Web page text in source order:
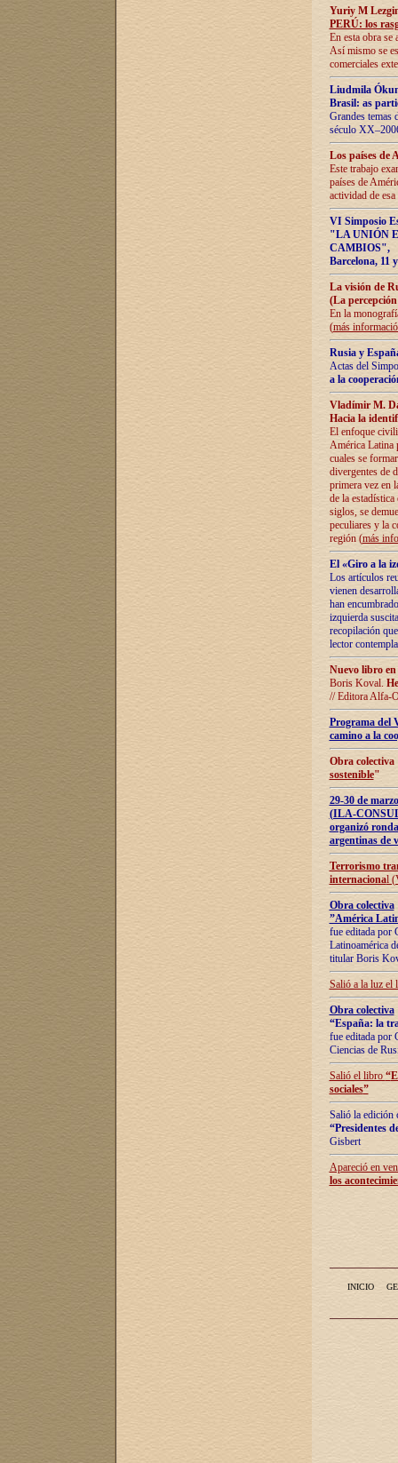
Yuriy M
PERÚ: los
En esta obra se
Así mismo se
comerciales
Liudmila
Brasil: as
Grandes temas
século
Los países de
Este trabajo
países de
actividad de
VI Simposio
"LA UNIÓN
CAMBIOS",
Barcelona, 11
La visión de
(La
En la
(más
Rusia y
Actas del
a la
Vladímir M.
Hacia la
El enfoque
América Latina
cuales se
divergentes de
primera vez en
de la
siglos, se
peculiares y la
región (más
El «Giro a la
Los artículos
vienen
han
izquierda
recopilación
lector
Nuevo libro
Boris Koval.
// Editora Alfa-
Programa del
camino a la
Obra
sostenible"
29-30 de
(ILA-
organizó
argentinas de
Terrorismo
internacional
Obra colectiva
”América
fue editada por
Latinoamérica
titular Boris
Salió a la luz el
Obra colectiva
“España: la
fue editada por
Ciencias de
Salió el libro “
sociales”
Salió la edición
“Presidentes
Gisbert
Apareció en
los
INICIO